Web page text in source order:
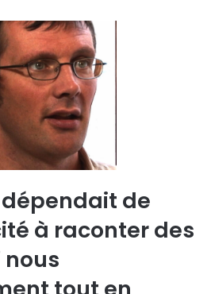
dépendait de
à raconter des